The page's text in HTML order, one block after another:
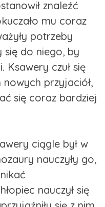
znaleźć
mu coraz
potrzeby
się do niego, by
Ksawery czuł się
przyjaciół,
się coraz bardziej
ciągle był w
nauczyły go,
nauczył się